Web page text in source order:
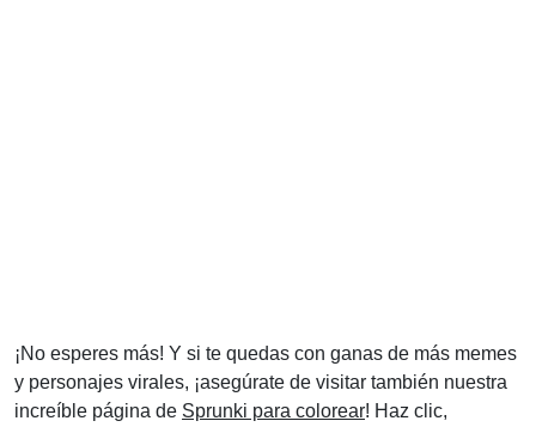
¡No esperes más! Y si te quedas con ganas de más memes
y personajes virales, ¡asegúrate de visitar también nuestra
increíble página de Sprunki para colorear! Haz clic,